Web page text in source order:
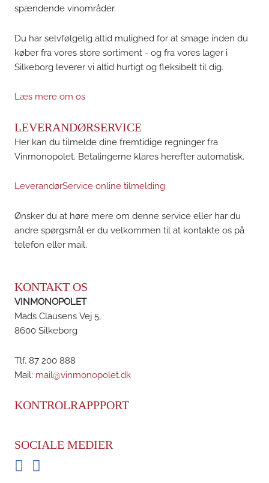
spændende vinområder.
Du har selvfølgelig altid mulighed for at smage inden du
køber fra vores store sortiment - og fra vores lager i
Silkeborg leverer vi altid hurtigt og fleksibelt til dig.
Læs mere om os
LEVERANDØRSERVICE
Her kan du tilmelde dine fremtidige regninger fra
Vinmonopolet. Betalingerne klares herefter automatisk.
LeverandørService online tilmelding
Ønsker du at høre mere om denne service eller har du
andre spørgsmål er du velkommen til at kontakte os på
telefon eller mail.
KONTAKT OS
VINMONOPOLET
Mads Clausens Vej 5,
8600 Silkeborg
Tlf. 87 200 888
Mail: mail@vinmonopolet.dk
KONTROLRAPPPORT
SOCIALE MEDIER
FacebookInstagram